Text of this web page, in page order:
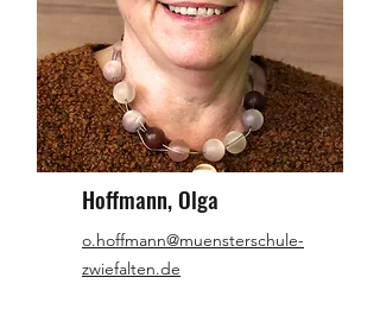
Hoffmann, Olga
o.hoffmann@muensterschule-
zwiefalten.de